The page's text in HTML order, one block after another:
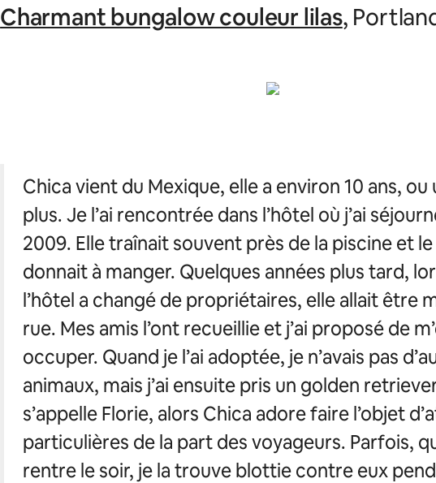
Charmant bungalow couleur lilas,
Chica vient du Mexique, elle a environ 10 ans, ou
plus. Je l’ai rencontrée dans l’hôtel où j’ai
2009. Elle traînait souvent près de la piscine et
donnait à manger. Quelques années plus tard,
l’hôtel a changé de propriétaires, elle allait être
rue. Mes amis l’ont recueillie et j’ai proposé de
occuper. Quand je l’ai adoptée, je n’avais pas
animaux, mais j’ai ensuite pris un golden
s’appelle Florie, alors Chica adore faire l’objet
particulières de la part des voyageurs. Parfois,
rentre le soir, je la trouve blottie contre eux